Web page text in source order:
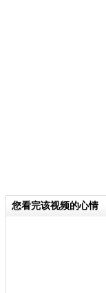
您看完该视频的心情